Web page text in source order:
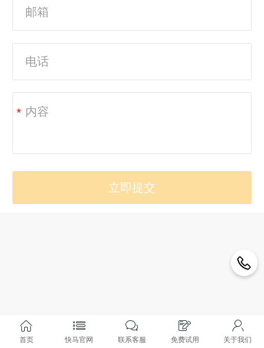
*
首页 快马官网 联系客服 免费试用 关于我们